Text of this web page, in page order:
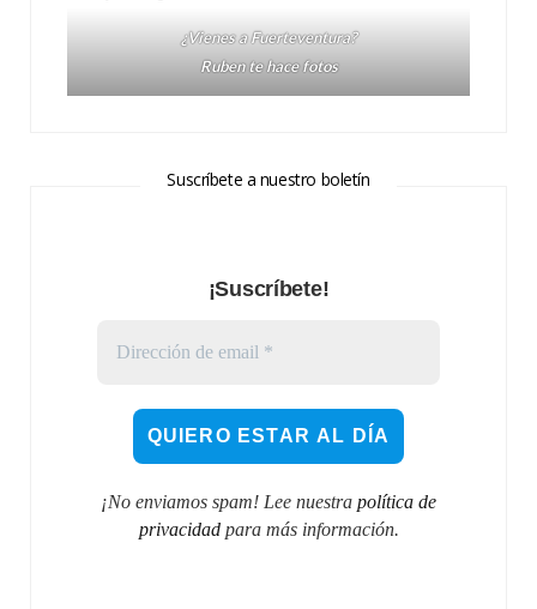
¿Vienes a Fuerteventura?
Ruben te hace fotos
Suscríbete a nuestro boletín
¡Suscríbete!
¡No enviamos spam! Lee nuestra política de
privacidadpara más información.